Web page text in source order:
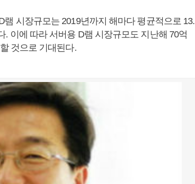
시장규모는 2019년까지 해마다 평균적으로 13.
이에 따라 서버용 D램 시장규모도 지난해 70억
것으로 기대된다.